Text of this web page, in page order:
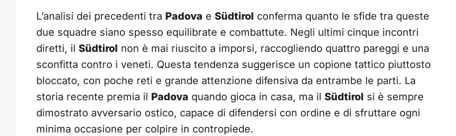
L’analisi dei precedenti tra Padova e Südtirol conferma quanto le sfide tra queste
due squadre siano spesso equilibrate e combattute. Negli ultimi cinque incontri
diretti, il Südtirol non è mai riuscito a imporsi, raccogliendo quattro pareggi e una
sconfitta contro i veneti. Questa tendenza suggerisce un copione tattico piuttosto
bloccato, con poche reti e grande attenzione difensiva da entrambe le parti. La
storia recente premia il Padova quando gioca in casa, ma il Südtirol si è sempre
dimostrato avversario ostico, capace di difendersi con ordine e di sfruttare ogni
minima occasione per colpire in contropiede.